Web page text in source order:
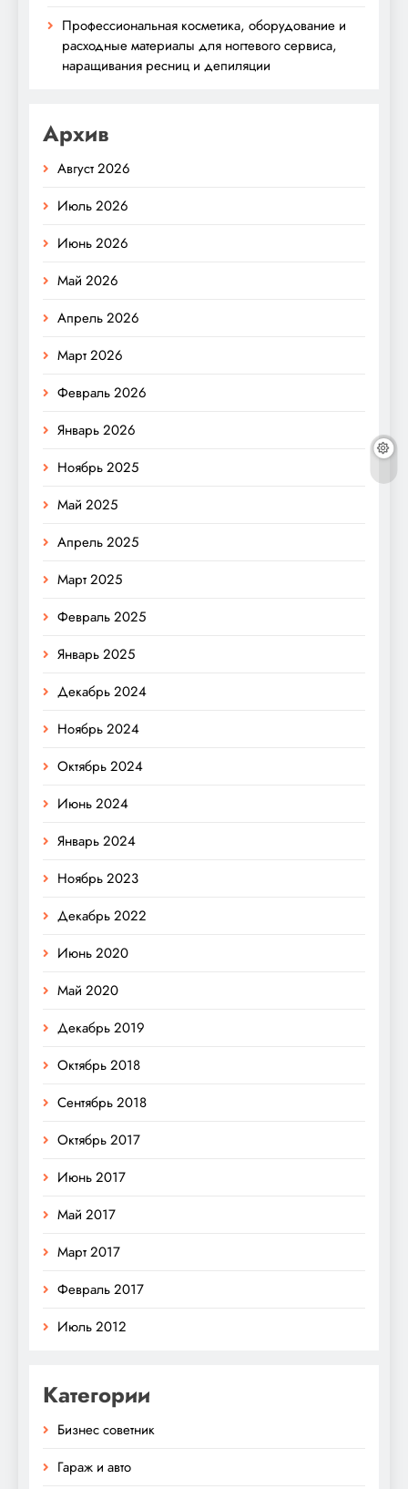
Профессиональная косметика, оборудование и
расходные материалы для ногтевого сервиса,
наращивания ресниц и депиляции
Архив
Август 2026
Июль 2026
Июнь 2026
Май 2026
Апрель 2026
Март 2026
Февраль 2026
Январь 2026
Ноябрь 2025
Май 2025
Апрель 2025
Март 2025
Февраль 2025
Январь 2025
Декабрь 2024
Ноябрь 2024
Октябрь 2024
Июнь 2024
Январь 2024
Ноябрь 2023
Декабрь 2022
Июнь 2020
Май 2020
Декабрь 2019
Октябрь 2018
Сентябрь 2018
Октябрь 2017
Июнь 2017
Май 2017
Март 2017
Февраль 2017
Июль 2012
Категории
Бизнес советник
Гараж и авто